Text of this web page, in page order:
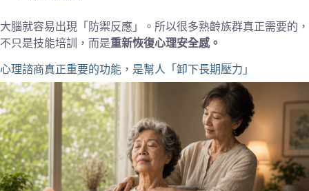
大腦就容易出現「防禦反應」。所以很多熟齡族群真正需要的，
不只是技能培訓，而是重新恢復心理安全感。
心理諮商真正重要的功能，是幫人「卸下長期壓力」